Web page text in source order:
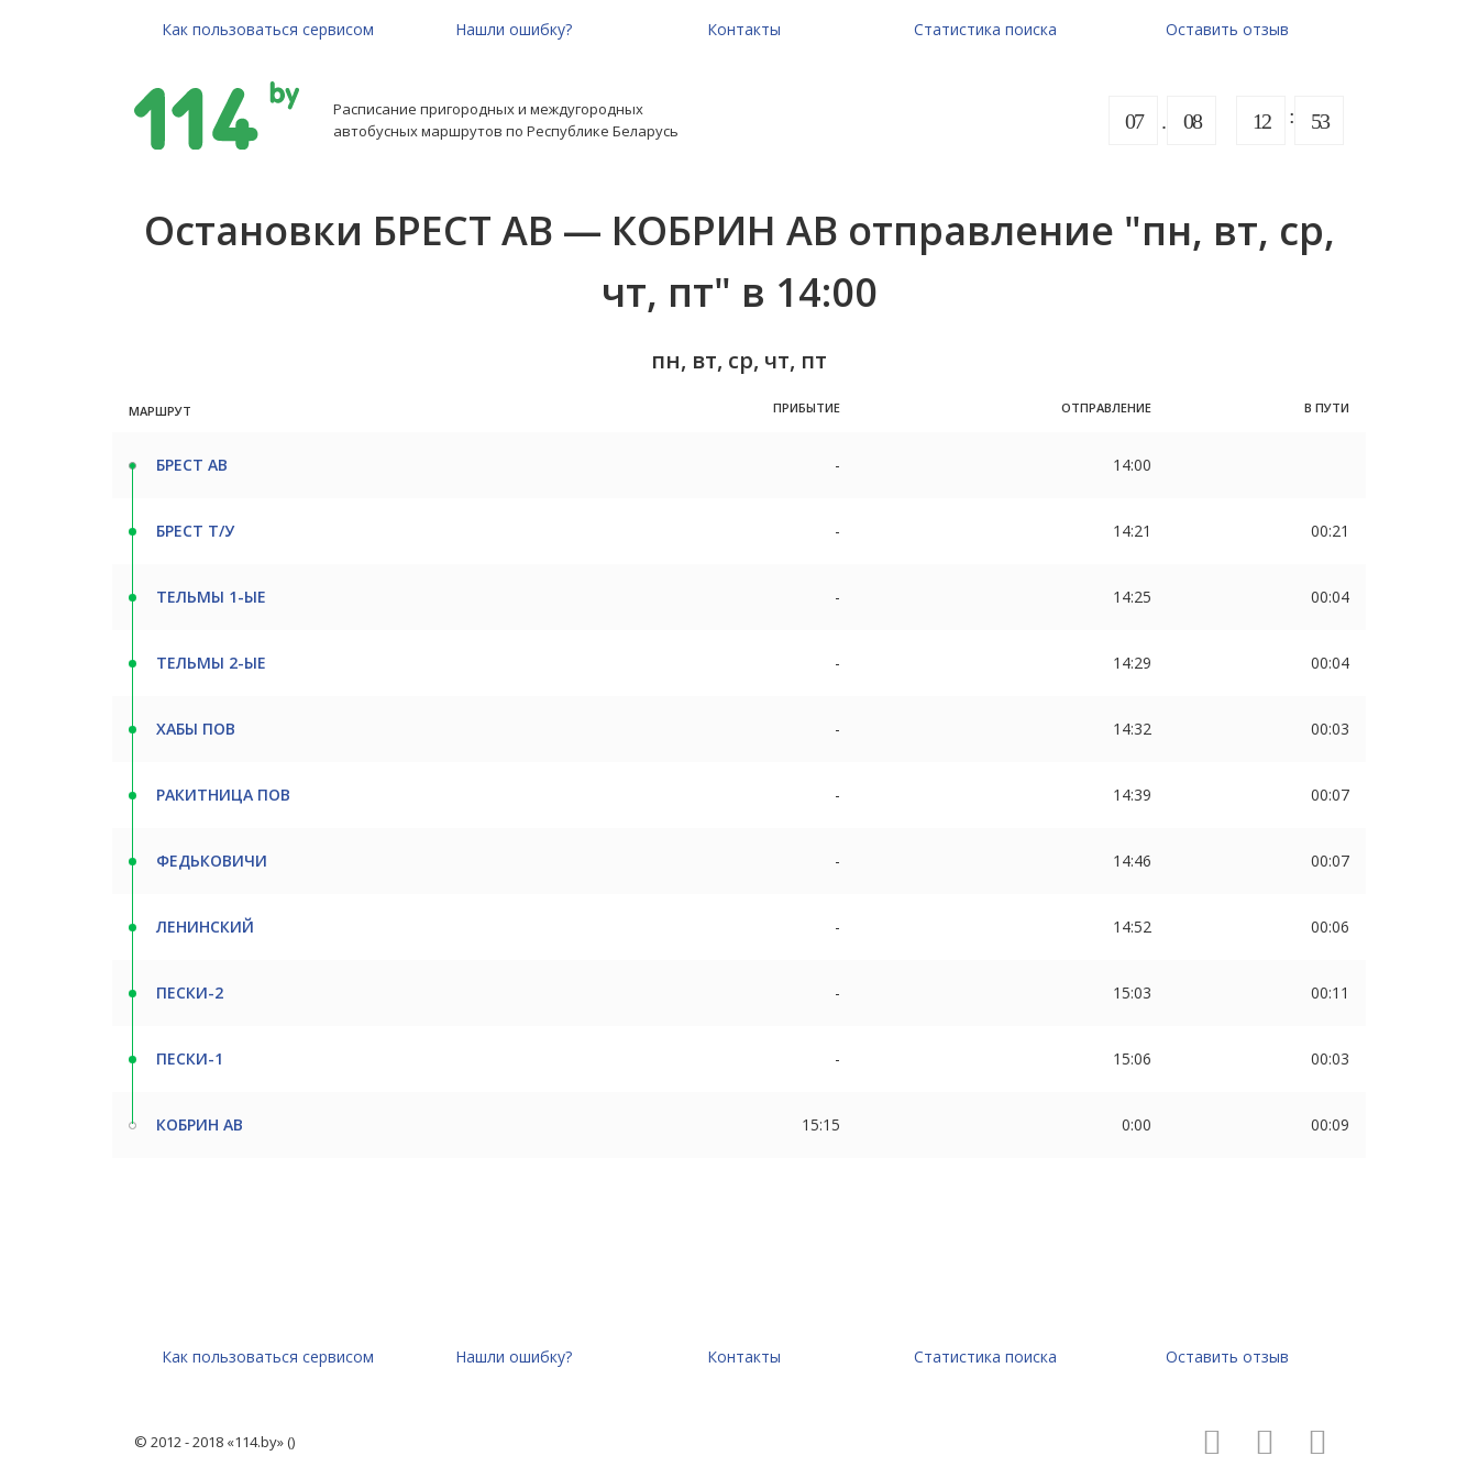
Как пользоваться сервисом Нашли ошибку? Контакты Статистика поиска Оставить отзыв
Расписание пригородных и междугородных
автобусных маршрутов по Республике Беларусь
07 08 12 53
Остановки БРЕСТ АВ — КОБРИН АВ отправление "пн, вт, ср,
чт, пт" в 14:00
пн, вт, ср, чт, пт
МАРШРУТ ПРИБЫТИЕ ОТПРАВЛЕНИЕ В ПУТИ
БРЕСТ АВ - 14:00
БРЕСТ Т/У - 14:21 00:21
ТЕЛЬМЫ 1-ЫЕ - 14:25 00:04
ТЕЛЬМЫ 2-ЫЕ - 14:29 00:04
ХАБЫ ПОВ - 14:32 00:03
РАКИТНИЦА ПОВ - 14:39 00:07
ФЕДЬКОВИЧИ - 14:46 00:07
ЛЕНИНСКИЙ - 14:52 00:06
ПЕСКИ-2 - 15:03 00:11
ПЕСКИ-1 - 15:06 00:03
КОБРИН АВ 15:15 0:00 00:09
Как пользоваться сервисом Нашли ошибку? Контакты Статистика поиска Оставить отзыв
© 2012 - 2018 «114.by» ()